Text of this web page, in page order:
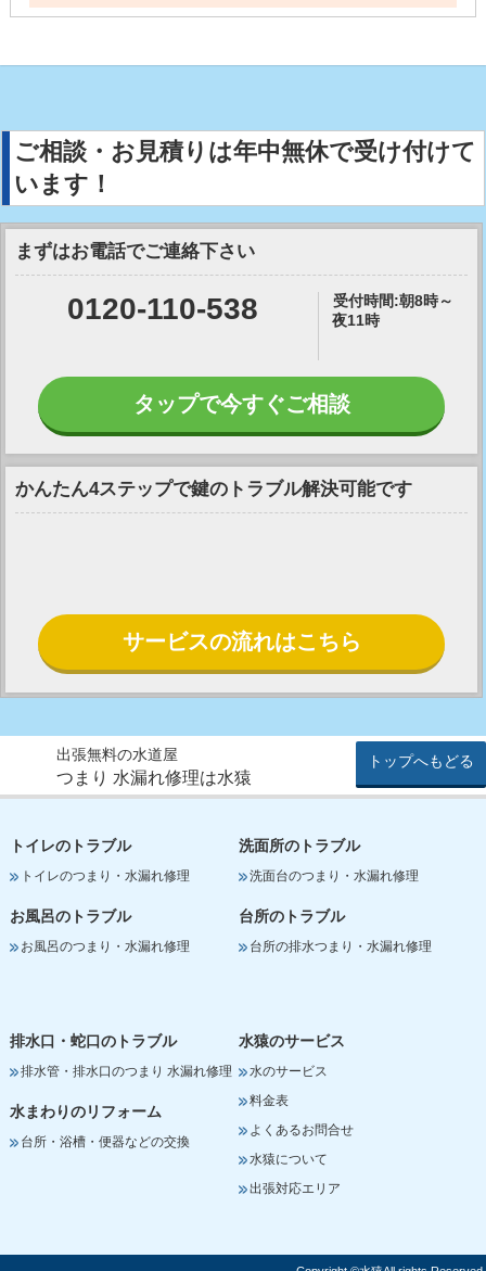
ご相談・お見積りは年中無休で受け付けて
います！
まずはお電話でご連絡下さい
0120-110-538
受付時間:朝8時～
夜11時
タップで今すぐご相談
かんたん4ステップで鍵のトラブル解決可能です
サービスの流れはこちら
出張無料の水道屋
つまり 水漏れ修理は水猿
トップへもどる
トイレのトラブル
トイレのつまり・水漏れ修理
お風呂のトラブル
お風呂のつまり・水漏れ修理
洗面所のトラブル
洗面台のつまり・水漏れ修理
台所のトラブル
台所の排水つまり・水漏れ修理
排水口・蛇口のトラブル
排水管・排水口のつまり 水漏れ修理
水まわりのリフォーム
台所・浴槽・便器などの交換
水猿のサービス
水のサービス
料金表
よくあるお問合せ
水猿について
出張対応エリア